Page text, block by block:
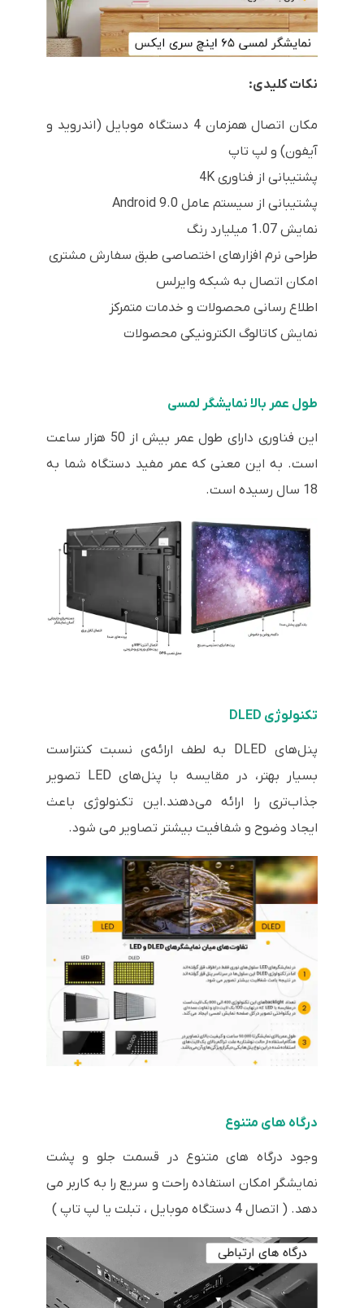
نکات کلیدی:
مکان اتصال همزمان 4 دستگاه موبایل (اندروید و
آیفون) و لپ تاپ
پشتیبانی از فناوری 4K
پشتیبانی از سیستم عامل Android 9.0
نمایش 1.07 میلیارد رنگ
طراحی نرم افزارهای اختصاصی طبق سفارش مشتری
امکان اتصال به شبکه وایرلس
اطلاع رسانی محصولات و خدمات متمرکز
نمایش کاتالوگ الکترونیکی محصولات
طول عمر بالا نمایشگر لمسی
این فناوری دارای طول عمر بیش از 50 هزار ساعت
است. به این معنی که عمر مفید دستگاه شما به
18 سال رسیده است.
تکنولوژی DLED
پنل‌های DLED به لطف ارائه‌ی نسبت کنتراست
بسیار بهتر، در مقایسه با پنل‌های LED تصویر
جذاب‌تری را ارائه می‌دهند.این تکنولوژی باعث
ایجاد وضوح و شفافیت بیشتر تصاویر می شود.
درگاه های متنوع
وجود درگاه های متنوع در قسمت جلو و پشت
نمایشگر امکان استفاده راحت و سریع را به کاربر می
دهد. ( اتصال 4 دستگاه موبایل ، تبلت یا لپ تاپ )